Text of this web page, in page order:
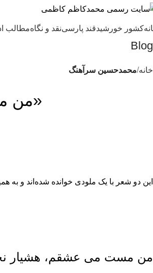
کشور خورشیدقند پارسینقد و نگاهمطالب
Blog
خانه محمدحسین سرآهنگ
«من
این دو شعر با یک ملودی خوانده شده‌اند و
من مست می عشقم، هشیار